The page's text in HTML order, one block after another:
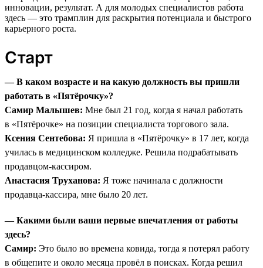
инновации, результат. А для молодых специалистов работа
здесь — это трамплин для раскрытия потенциала и быстрого
карьерного роста.
Старт
— В каком возрасте и на какую должность вы пришли
работать в «Пятёрочку»?
Самир Малышев: Мне был 21 год, когда я начал работать
в «Пятёрочке» на позиции специалиста торгового зала.
Ксения Сентебова: Я пришла в «Пятёрочку» в 17 лет, когда
училась в медицинском колледже. Решила подрабатывать
продавцом-кассиром.
Анастасия Труханова: Я тоже начинала с должности
продавца-кассира, мне было 20 лет.
— Какими были ваши первые впечатления от работы
здесь?
Самир: Это было во времена ковида, тогда я потерял работу
в общепите и около месяца провёл в поисках. Когда решил